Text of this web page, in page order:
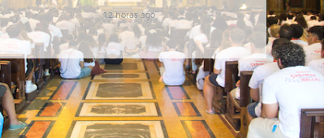
12 horas ago